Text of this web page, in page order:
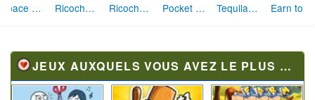
Space Bounty Ricochet Kills Ricochet Kills 3 (level pack) Pocket Platoon Tequila Zombies 2
JEUX AUXQUELS VOUS AVEZ LE PLUS JOUÉ